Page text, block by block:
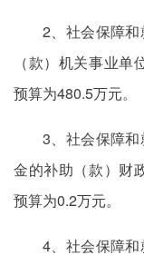
2、社会保障
（款）机关事业
预算为480.5万元。
3、社会保障
金的补助（款）财
预算为0.2万元。
4、社会保障